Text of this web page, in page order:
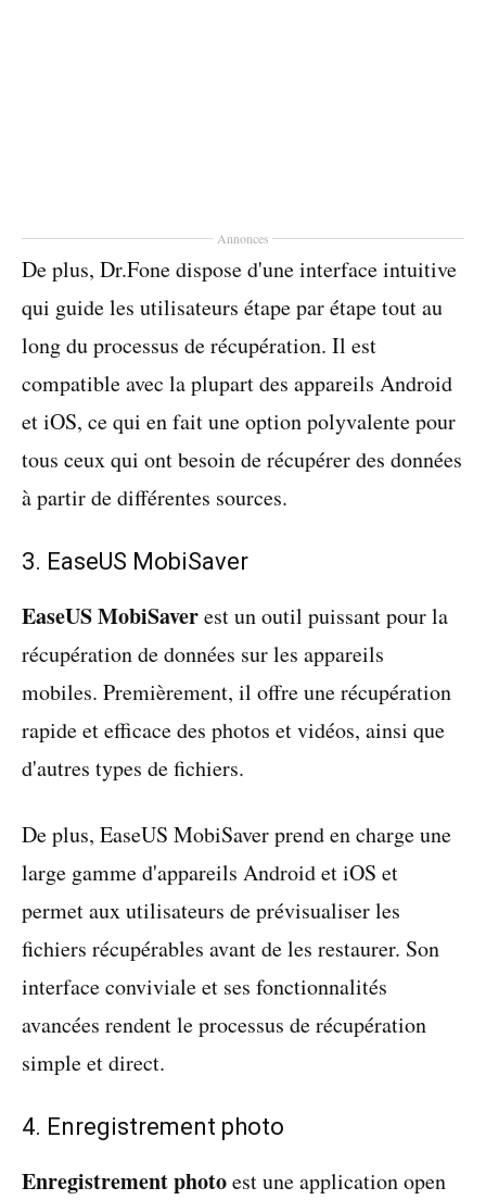
Annonces
De plus, Dr.Fone dispose d'une interface intuitive
qui guide les utilisateurs étape par étape tout au
long du processus de récupération. Il est
compatible avec la plupart des appareils Android
et iOS, ce qui en fait une option polyvalente pour
tous ceux qui ont besoin de récupérer des données
à partir de différentes sources.
3. EaseUS MobiSaver
EaseUS MobiSaverest un outil puissant pour la
récupération de données sur les appareils
mobiles. Premièrement, il offre une récupération
rapide et efficace des photos et vidéos, ainsi que
d'autres types de fichiers.
De plus, EaseUS MobiSaver prend en charge une
large gamme d'appareils Android et iOS et
permet aux utilisateurs de prévisualiser les
fichiers récupérables avant de les restaurer. Son
interface conviviale et ses fonctionnalités
avancées rendent le processus de récupération
simple et direct.
4. Enregistrement photo
Enregistrement photoest une application open